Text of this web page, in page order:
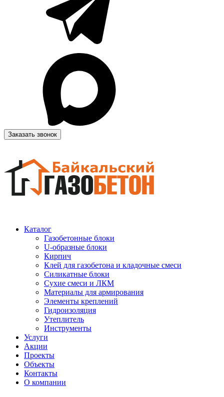
Заказать звонок
Каталог
Газобетонные блоки
U-образные блоки
Кирпич
Клей для газобетона и кладочные смеси
Силикатные блоки
Сухие смеси и ЛКМ
Материалы для армирования
Элементы креплений
Гидроизоляция
Утеплитель
Инструменты
Услуги
Акции
Проекты
Объекты
Контакты
О компании